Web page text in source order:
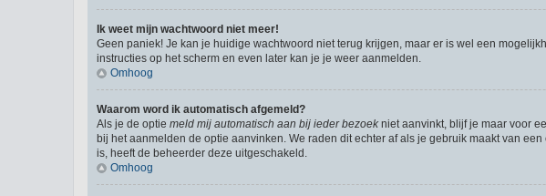
Ik weet mijn wachtwoord niet meer!
Geen paniek! Je kan je huidige wachtwoord niet terug krijgen, maar er is wel een
instructies op het scherm en even later kan je je weer aanmelden.
Omhoog
Waarom word ik automatisch afgemeld?
Als je de optie meld mij automatisch aan bij ieder bezoek niet aanvinkt, blijf je maar voor
bij het aanmelden de optie aanvinken. We raden dit echter af als je gebruik maakt van
is, heeft de beheerder deze uitgeschakeld.
Omhoog